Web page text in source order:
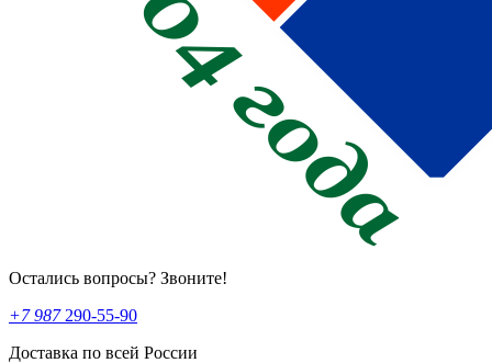
Остались вопросы? Звоните!
+7 987290-55-90
Доставка по всей России